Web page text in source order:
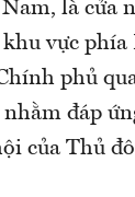
là cửa
vực phía
phủ
đáp
của Thủ